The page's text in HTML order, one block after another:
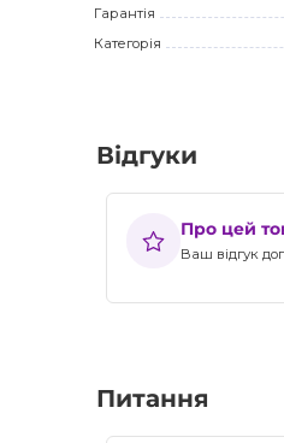
Гарантія
Категорія
Відгуки
Про цей
Ваш відгук
Питання